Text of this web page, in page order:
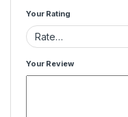
Your Rating
Your Review